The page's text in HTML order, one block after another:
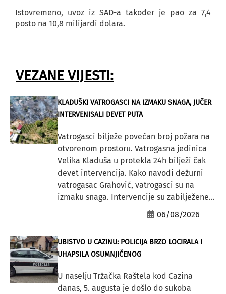
Istovremeno, uvoz iz SAD-a također je pao za 7,4
posto na 10,8 milijardi dolara.
VEZANE VIJESTI:
KLADUŠKI VATROGASCI NA IZMAKU SNAGA, JUČER
INTERVENISALI DEVET PUTA
Vatrogasci bilježe povećan broj požara na
otvorenom prostoru. Vatrogasna jedinica
Velika Kladuša u protekla 24h bilježi čak
devet intervencija. Kako navodi dežurni
vatrogasac Grahović, vatrogasci su na
izmaku snaga. Intervencije su zabilježene...
06/08/2026
UBISTVO U CAZINU: POLICIJA BRZO LOCIRALA I
UHAPSILA OSUMNJIČENOG
U naselju Tržačka Raštela kod Cazina
danas, 5. augusta je došlo do sukoba